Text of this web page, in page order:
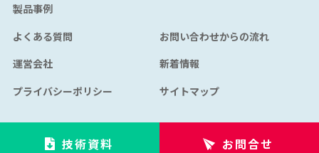
お問合せ
技術資料
製品事例
よくある質問
お問い合わせからの流れ
運営会社
新着情報
プライバシーポリシー
サイトマップ